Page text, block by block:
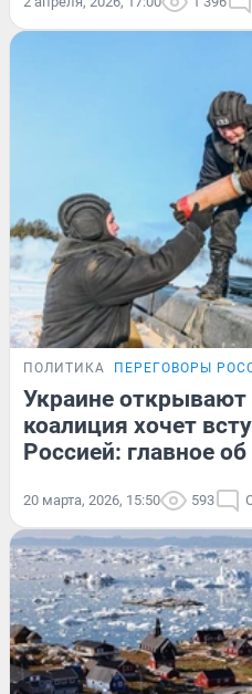
ПОЛИТИКА ПЕРЕГОВОРЫ
Украине открывают
коалиция хочет
Россией: главное
20 марта, 2026, 15:50 593